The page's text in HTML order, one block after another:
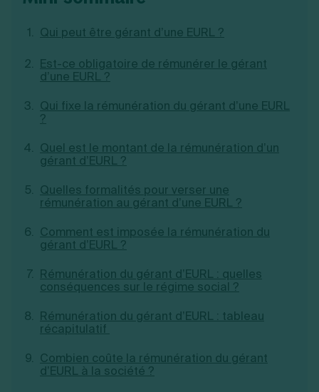
Découvrez notre cabinet d'expertise
Création d'association
Ouverture compte pro
Fermeture d’une entreprise
Qui peut être gérant d’une EURL ?
Est-ce obligatoire de rémunérer le gérant
d’une EURL ?
Qui fixe la rémunération du gérant d’une EURL
?
Quel est le montant de la rémunération d’un
gérant d’EURL ?
Quelles formalités pour verser une
rémunération au gérant d’une EURL ?
Comment est imposée la rémunération du
gérant d’EURL ?
Rémunération du gérant d’EURL : quelles
conséquences sur le régime social ?
Rémunération du gérant d’EURL : tableau
récapitulatif
Combien coûte la rémunération du gérant
d’EURL à la société ?